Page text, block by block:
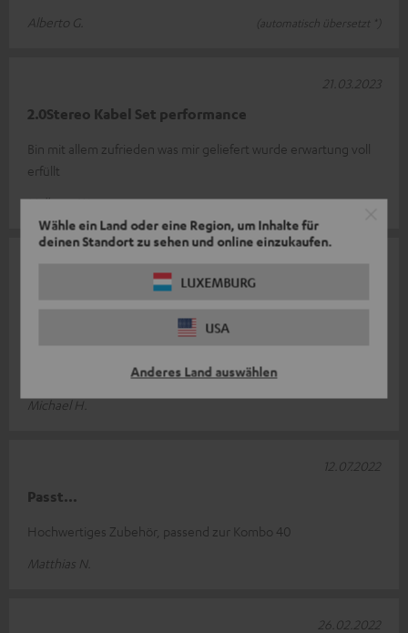
Wähle ein Land oder eine Region, um Inhalte für
deinen Standort zu sehen und online einzukaufen.
LUXEMBURG
USA
Anderes Land auswählen
Alberto G.
(automatisch übersetzt *)
2.0Stereo Kabel Set performance
Bin mit allem zufrieden was mir geliefert wurde erwartung voll
erfüllt
Volkmar W.
21.03.2023
Hochwertiges Zubehör
Super Zubehör für meine Theater 500, hat alles Prima gepasst.
Michael H.
Passt...
Hochwertiges Zubehör, passend zur Kombo 40
Matthias N.
12.07.2022
26.02.2022